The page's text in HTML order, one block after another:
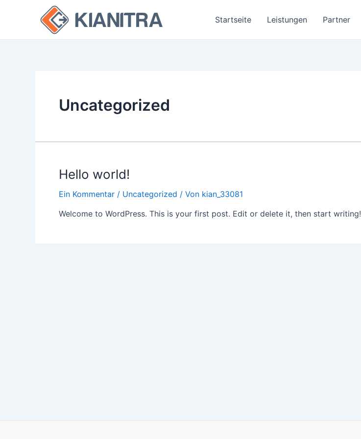
Startseite Leistungen Partner
Uncategorized
Hello world!
Ein Kommentar / Uncategorized / Von kian_33081
Welcome to WordPress. This is your first post. Edit or delete it, then start writing!